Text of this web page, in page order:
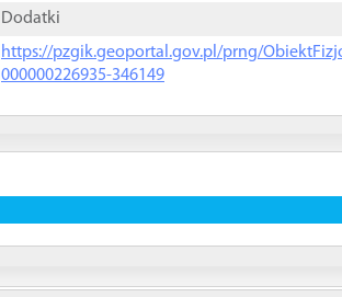
Dodatki
https://pzgik.geoportal.gov.pl/prng/
000000226935-346149